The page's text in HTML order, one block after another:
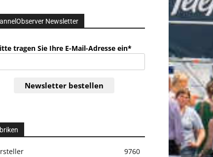
Newsletter
tragen Sie Ihre E-Mail-Adresse ein*
Newsletter bestellen
9760